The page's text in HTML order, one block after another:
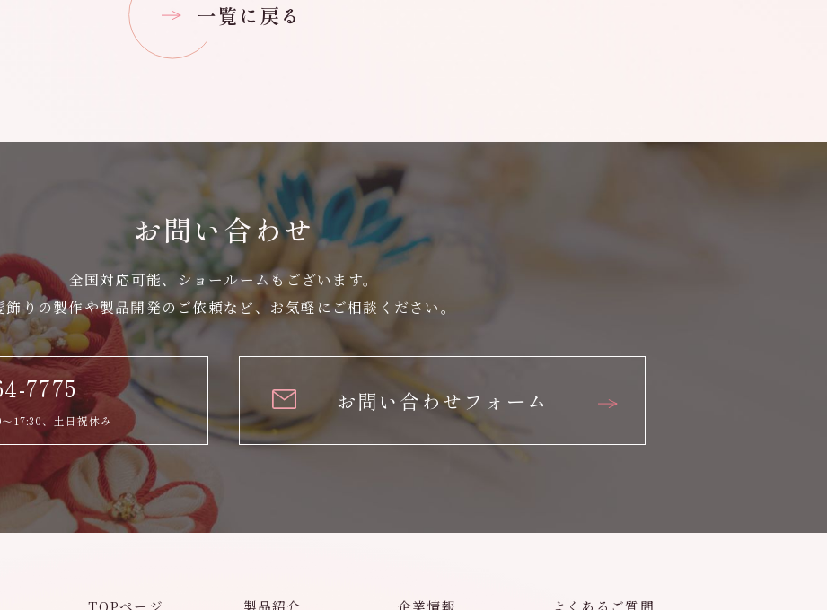
一覧に戻る
お問い合わせ
全国対応可能、ショールームもございます。
飾りの製作や製品開発のご依頼など、 お気軽にご相談ください。
7775
17:30、土日祝休み
お問い合わせフォーム
TOPページ 製品紹介 企業情報 よくあるご質問